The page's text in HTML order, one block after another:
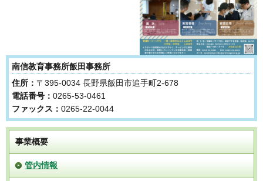
南信教育事務所飯田事務所
住所： 〒395-0034 長野県飯田市追手町2-678
電話番号： 0265-53-0461
ファックス： 0265-22-0044
事業概要
管内情報